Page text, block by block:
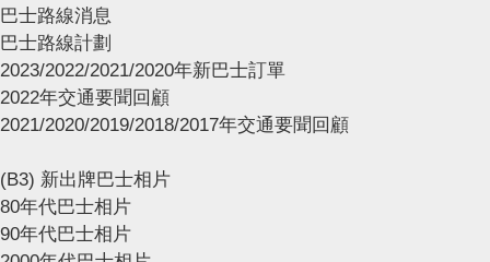
巴士路線消息
巴士路線計劃
2023/2022/2021/2020年新巴士訂單
2022年交通要聞回顧
2021/2020/2019/2018/2017年交通要聞回顧
(B3) 新出牌巴士相片
80年代巴士相片
90年代巴士相片